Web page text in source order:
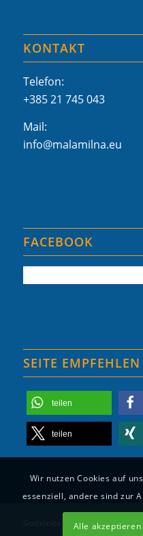
KONTAKT
Telefon:
+385 21 745 043
Mail:
info@malamilna.eu
FACEBOOK
SEITE EMPFEHLEN
teilen
teilen
Gostionica Mala Milna | 2025 ©
Wir nutzen Cookies auf
essenziell, andere sind zur
Alle akzeptieren